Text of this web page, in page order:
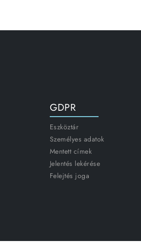
GDPR
Eszköztár
Személyes adatok
Mentett címek
Jelentés lekérése
Felejtés joga